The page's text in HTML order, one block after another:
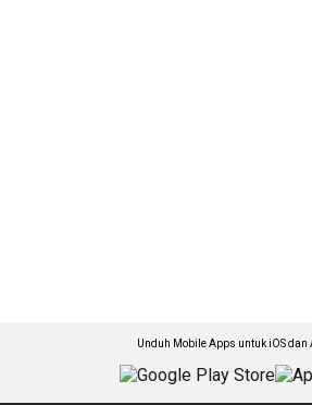
Unduh Mobile Apps untuk iOS dan